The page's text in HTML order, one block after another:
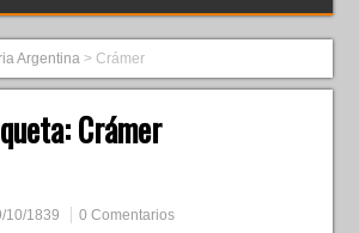
Argentina >Crámer
Crámer
10/1839 0 Comentarios